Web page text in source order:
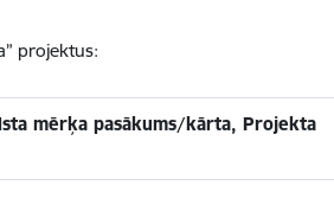
projektus:
mērķa pasākums/kārta, Projekta